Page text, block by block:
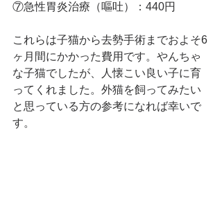
⑦急性胃炎治療（嘔吐）：440円
これらは子猫から去勢手術までおよそ6
ヶ月間にかかった費用です。やんちゃ
な子猫でしたが、人懐こい良い子に育
ってくれました。外猫を飼ってみたい
と思っている方の参考になれば幸いで
す。